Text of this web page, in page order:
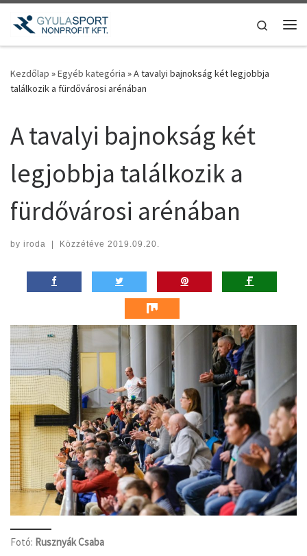
Teljes tartalom megjelenítése
Search
Kezdőlap »Egyéb kategória »A tavalyi bajnokság két legjobbja
találkozik a fürdővárosi arénában
A tavalyi bajnokság két
legjobbja találkozik a
fürdővárosi arénában
by iroda | Közzétéve 2019.09.20.
Fotó: Rusznyák Csaba